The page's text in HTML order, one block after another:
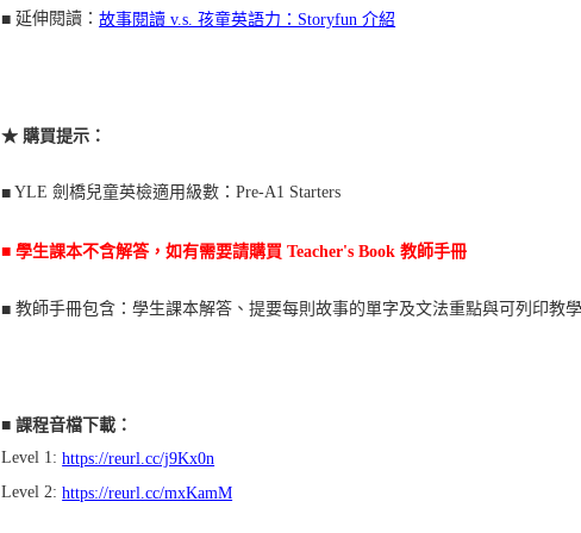
■ 延伸閱讀：故事閱讀 v.s. 孩童英語力：Storyfun 介紹
★ 購買提示：
■ YLE 劍橋兒童英檢適用級數：Pre-A1 Starters
■ 學生課本不含解答，如有需要請購買 Teacher's Book 教師手冊
■ 教師手冊包含：學生課本解答、提要每則故事的單字及文法重點與可列印教
■ 課程音檔下載：
Level 1:https://reurl.cc/j9Kx0n
Level 2:https://reurl.cc/mxKamM